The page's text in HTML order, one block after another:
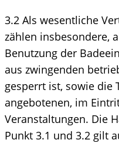
3.2 Als wesentliche
zählen insbesondere,
Benutzung der
aus zwingenden
gesperrt ist, sowie die
angebotenen, im
Veranstaltungen. Die
Punkt 3.1 und 3.2 gilt